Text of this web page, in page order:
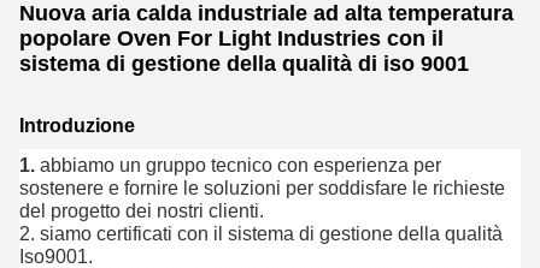
Nuova aria calda industriale ad alta temperatura
popolare Oven For Light Industries con il
sistema di gestione della qualità di iso 9001
Introduzione
1. abbiamo un gruppo tecnico con esperienza per
sostenere e fornire le soluzioni per soddisfare le richieste
del progetto dei nostri clienti.
2. siamo certificati con il sistema di gestione della qualità
Iso9001.